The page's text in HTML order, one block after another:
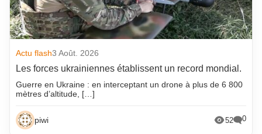
Actu flash3 Août. 2026
Les forces ukrainiennes établissent un record mondial.
Guerre en Ukraine : en interceptant un drone à plus de 6 800
mètres d’altitude, […]
piwi 52 0